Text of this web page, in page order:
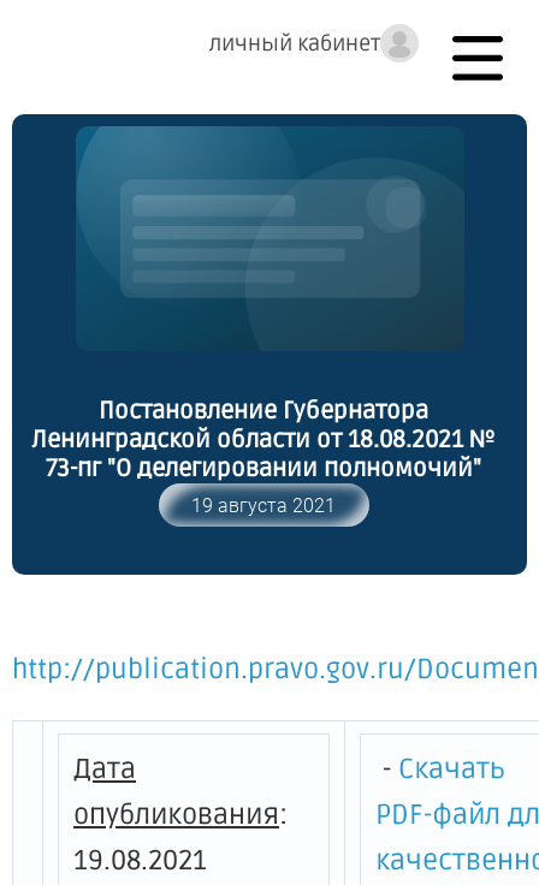
личный кабинет
Постановление Губернатора
Ленинградской области от 18.08.2021 №
73-пг "О делегировании полномочий"
19 августа 2021
http://publication.pravo.gov.ru/
Дата
опубликования:
19.08.2021
- Скачать
PDF-файл